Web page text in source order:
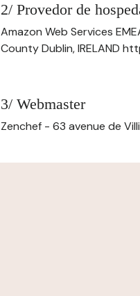
2/ Provedor de
Amazon Web Services
County Dublin, IRELAND
3/ Webmaster
Zenchef - 63 avenue de